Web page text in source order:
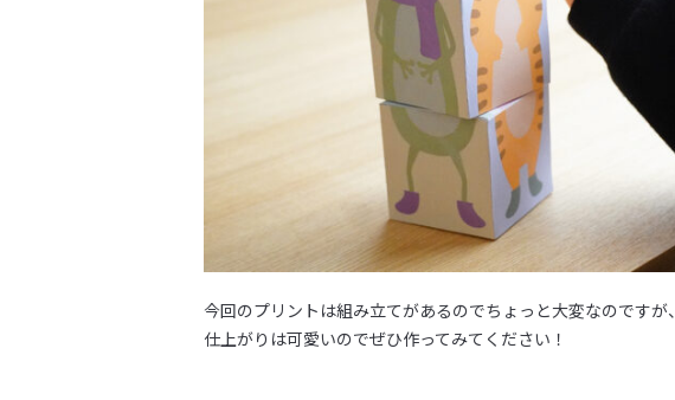
今回のプリントは組み立てがあるのでちょっと大変なのですが、
仕上がりは可愛いのでぜひ作ってみてください！